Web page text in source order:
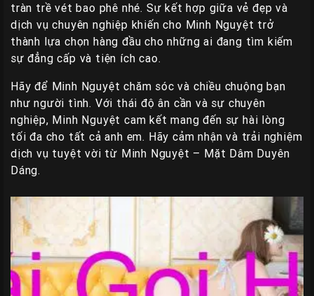
tràn trề vét bao phê nhé. Sự kết hợp giữa vẻ đẹp và
dịch vụ chuyên nghiệp khiến cho Minh Nguyệt trở
thành lựa chọn hàng đầu cho những ai đang tìm kiếm
sự đẳng cấp và tiện ích cao.
Hãy để Minh Nguyệt chăm sóc và chiều chuộng bạn
như người tình. Với thái độ ân cần và sự chuyên
nghiệp, Minh Nguyệt cam kết mang đến sự hài lòng
tối đa cho tất cả anh em. Hãy cảm nhận và trải nghiệm
dịch vụ tuyệt vời từ Minh Nguyệt – Mặt Dâm Duyên
Dáng.